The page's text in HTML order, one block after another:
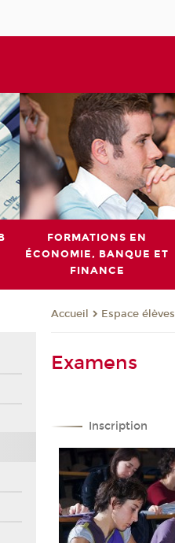
FORMATIONS EN
ÉCONOMIE, BANQUE ET
FINANCE
Accueil Espace élèves
Examens
Inscription